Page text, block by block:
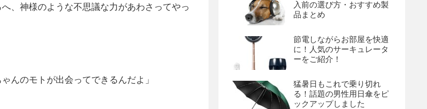
、神様のような不思議な力があわさってやっ
んのモトが出会ってできるんだよ」
入前の選び方・おすすめ製
品まとめ
節電しながらお部屋を快適
に！人気のサーキュレータ
ーをご紹介！
猛暑日もこれで乗り切れ
る！話題の男性用日傘をピ
ックアップしました